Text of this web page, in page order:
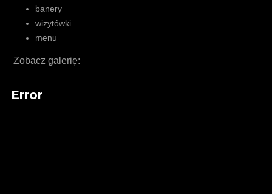
banery
wizytówki
menu
Zobacz galerię:
Error